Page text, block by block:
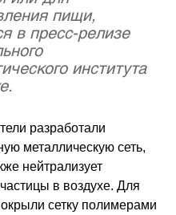
пищи,
в пресс-релизе
института
разработали
металлическую сеть,
нейтрализует
в воздухе. Для
сетку полимерами